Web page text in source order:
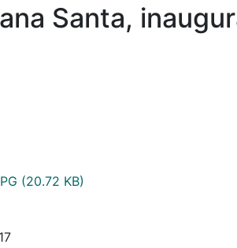
Santa,
(20.72 KB)